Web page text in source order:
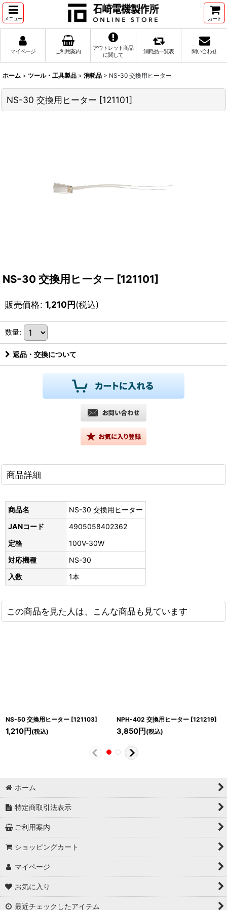
メニュー カート
マイページ ご利用案内
アウトレット商品
に関して
消耗品一覧表 問い合わせ
ホーム > ツール・工具製品 > 消耗品 > NS-30 交換用ヒーター
NS-30 交換用ヒーター [121101]
NS-30 交換用ヒーター [121101]
販売価格: 1,210円(税込)
数量:
返品・交換について
商品詳細
商品名
NS-30 交換用ヒーター
JANコード
4905058402362
定格
100V-30W
対応機種
NS-30
入数
1本
この商品を見た人は、こんな商品も見ています
NS-50 交換用ヒーター [121103]
1,210円 (税込)
NPH-402 交換用ヒーター [121219]
3,850円 (税込)
ホーム
特定商取引法表示
ご利用案内
ショッピングカート
マイページ
お気に入り
最近チェックしたアイテム